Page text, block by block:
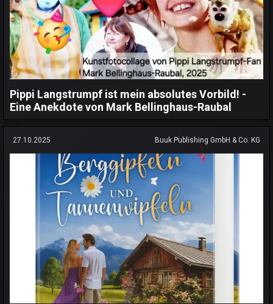
Pippi Langstrumpf ist mein absolutes Vorbild! -
Eine Anekdote von Mark Bellinghaus-Raubal
27.10.2025 Buuk Publishing GmbH & Co. KG